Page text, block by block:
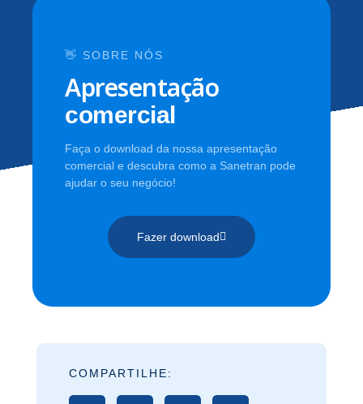
👋 SOBRE NÓS
Apresentação
comercial
Faça o download da nossa apresentação
comercial e descubra como a Sanetran pode
ajudar o seu negócio!
Fazer download
COMPARTILHE: